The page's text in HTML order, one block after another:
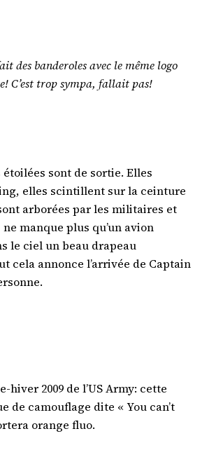
des banderoles avec le même logo
C’est trop sympa, fallait pas!
sont de sortie. Elles
elles scintillent sur la ceinture
arborées par les militaires et
manque plus qu’un avion
le ciel un beau drapeau
cela annonce l’arrivée de Captain
hiver 2009 de l’US Army: cette
de camouflage dite « You can’t
orange fluo.